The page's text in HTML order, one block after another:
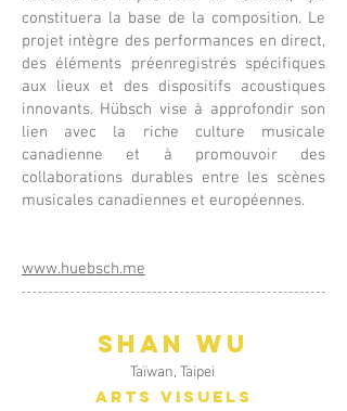
constituera la base de la composition. Le
projet intègre des performances en direct,
des éléments préenregistrés spécifiques
aux lieux et des dispositifs acoustiques
innovants. Hübsch vise à approfondir son
lien avec la riche culture musicale
canadienne et à promouvoir des
collaborations durables entre les scènes
musicales canadiennes et européennes.
www.huebsch.me
SHAN WU
Taïwan, Taipei
ARTS VISUELS